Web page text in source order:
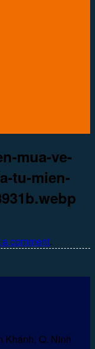
mua-ve-
tu-mien-
a comment.
Khánh, Q. Ninh